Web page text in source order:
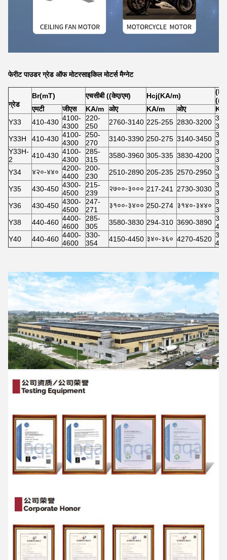
फेरीट पाउडर ग्रेड ऑफ मोटरसाइकिल मोटर्स मैग्नेट
ग्रेड
Br(mT) एचसीबी ((केए/एम) Hcj(KA/m)
एमटी
जीएस KA/m ओए KA/m ओए
Y33
410-430 4100-
4300
220-
250
2760-3140 225-255 2830-3200
Y33H
410-430 4100-
4300
250-
270
3140-3390 250-275 3140-3450
Y33H-
2
410-430 4100-
4300
285-
315
3580-3960 305-335 3830-4200
Y34
४२०-४४० 4200-
4400
200-
230
2510-2890 205-235 2570-2950
Y35
430-450 4300-
4500
215-
239
२७००-३००० 217-241 2730-3030
Y36
430-450 4300-
4500
247-
271
३१००-३४०० 250-274 ३१४०-३४४०
Y38
440-460 4400-
4600
285-
305
3580-3830 294-310 3690-3890
Y40
440-460 4400-
4600
330-
354
4150-4450 ३४०-३६० 4270-4520